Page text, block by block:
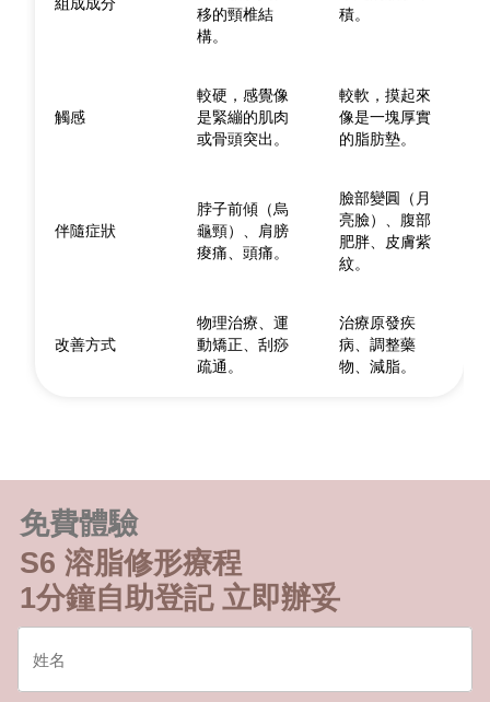
組成成分
移的頸椎結
構。
積。
觸感
較硬，感覺像
是緊繃的肌肉
或骨頭突出。
較軟，摸起來
像是一塊厚實
的脂肪墊。
伴隨症狀
脖子前傾（烏
龜頸）、肩膀
痠痛、頭痛。
臉部變圓（月
亮臉）、腹部
肥胖、皮膚紫
紋。
改善方式
物理治療、運
動矯正、刮痧
疏通。
治療原發疾
病、調整藥
物、減脂。
免費體驗
S6 溶脂修形療程
1分鐘自助登記 立即辦妥